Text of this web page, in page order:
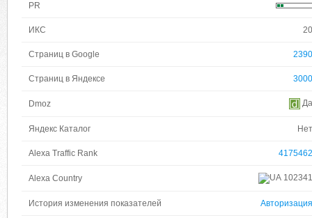
PR
ИКС 20
Страниц в Google 2390
Страниц в Яндексе 3000
Dmoz Да
Яндекс Каталог Нет
Alexa Traffic Rank 4175462
Alexa Country 102341
История изменения показателей Авторизация